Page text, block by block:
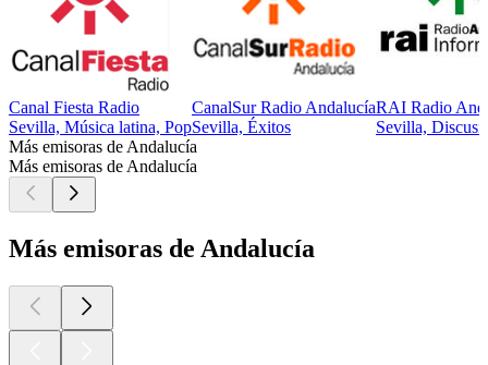
Canal Fiesta Radio
Sevilla, Música latina, Pop
CanalSur Radio Andalucía
Sevilla, Éxitos
RAI Radio
Sevilla,
Más emisoras de Andalucía
Más emisoras de Andalucía
Más emisoras de Andalucía